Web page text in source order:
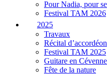
Pour Nadia, pour
Festival TAM 2026
2025
Travaux
Récital d’accordéon
Festival TAM 2025
Guitare en
Fête de la nature